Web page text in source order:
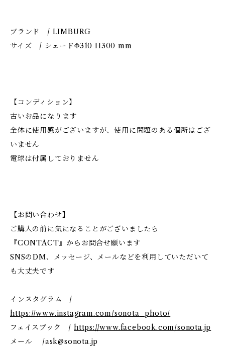
ブランド / LIMBURG
サイズ / シェードΦ310 H300 mm
【コンディション】
古いお品になります
全体に使用感がございますが、使用に問題のある個所はござ
いません
電球は付属しておりません
【お問い合わせ】
ご購入の前に気になることがございましたら
『CONTACT』からお問合せ願います
SNSのDM、メッセージ、メールなどを利用していただいて
も大丈夫です
インスタグラム /
https://www.instagram.com/sonota_photo/
フェイスブック /https://www.facebook.com/sonota.jp
メール /ask@sonota.jp